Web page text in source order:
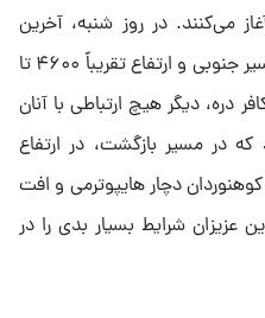
می‌کنند. در روز شنبه، آخرین
نقطه‌ای که از آن اطلاع داده‌اند، مسیر جنوبی و ارتفاع تقریباً ۴۶۰۰ تا
دره، دیگر هیچ ارتباطی با آنان
که در مسیر بازگشت، در ارتفاع
از کوهنوردان دچار هایپوترمی و افت
شرایط بسیار بدی را در